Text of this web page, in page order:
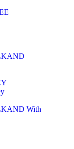
With